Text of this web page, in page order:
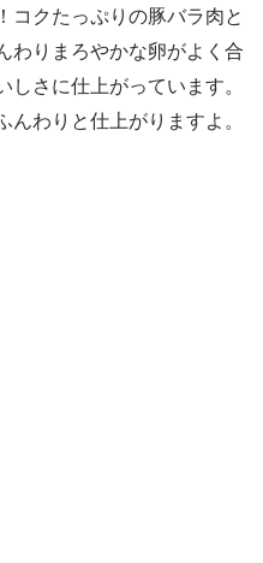
コクたっぷりの豚バラ肉と
わりまろやかな卵がよく合
さに仕上がっています。
わりと仕上がりますよ。